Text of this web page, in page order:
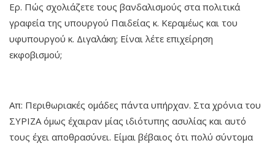
Ερ. Πώς σχολιάζετε τους βανδαλισμούς στα πολιτικά
γραφεία της υπουργού Παιδείας κ. Κεραμέως και του
υφυπουργού κ. Διγαλάκη; Είναι λέτε επιχείρηση
εκφοβισμού;
Απ: Περιθωριακές ομάδες πάντα υπήρχαν. Στα χρόνια του
ΣΥΡΙΖΑ όμως έχαιραν μίας ιδιότυπης ασυλίας και αυτό
τους έχει αποθρασύνει. Είμαι βέβαιος ότι πολύ σύντομα